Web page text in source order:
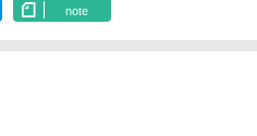
note